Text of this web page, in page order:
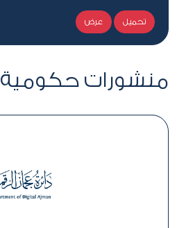
تحميل عرض
منشورات حكومية